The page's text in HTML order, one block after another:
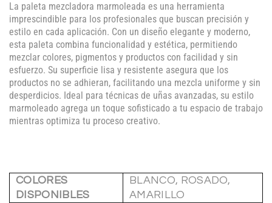
La paleta mezcladora marmoleada es una herramienta
imprescindible para los profesionales que buscan precisión y
estilo en cada aplicación. Con un diseño elegante y moderno,
esta paleta combina funcionalidad y estética, permitiendo
mezclar colores, pigmentos y productos con facilidad y sin
esfuerzo. Su superficie lisa y resistente asegura que los
productos no se adhieran, facilitando una mezcla uniforme y sin
desperdicios. Ideal para técnicas de uñas avanzadas, su estilo
marmoleado agrega un toque sofisticado a tu espacio de trabajo
mientras optimiza tu proceso creativo.
COLORES
DISPONIBLES
BLANCO, ROSADO,
AMARILLO